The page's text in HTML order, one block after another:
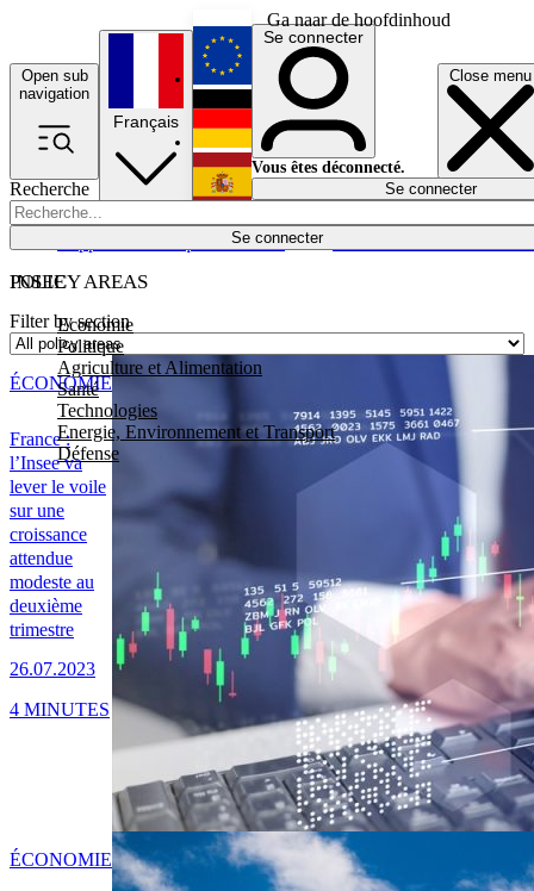
Ga naar de hoofdinhoud
Open sub
navigation
Close menu
Recherche
Se connecter
POLICY AREAS
Economie
Politique
Agriculture et Alimentation
Santé
Technologies
Energie, Environnement et Transport
Défense
Économie
Français
English
Deutsch
Español
Se connecter
Vous êtes déconnecté.
Se connecter
INSEE
Filter by section
France :
l’Insee va
lever le voile
sur une
croissance
attendue
modeste au
deuxième
trimestre
26.07.2023
ÉCONOMIE
4 MINUTES
ÉCONOMIE